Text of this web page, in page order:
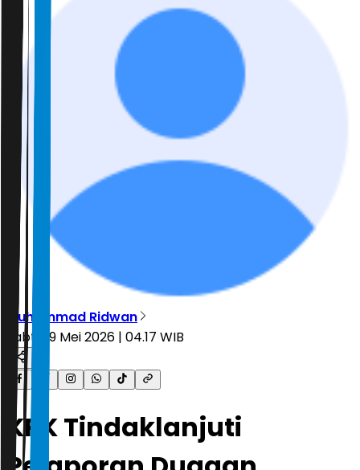
Muhammad Ridwan
Sabtu, 9 Mei 2026 | 04.17 WIB
KPK Tindaklanjuti